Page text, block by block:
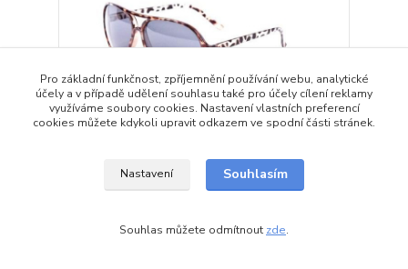
Leopardí sluneční brýle Russian Aviator
Přidat do košíku
Pro základní funkčnost, zpříjemnění používání webu, analytické
účely a v případě udělení souhlasu také pro účely cílení reklamy
využíváme soubory cookies. Nastavení vlastních preferencí
cookies můžete kdykoli upravit odkazem ve spodní části stránek.
Nastavení Souhlasím
Souhlas můžete odmítnout zde.